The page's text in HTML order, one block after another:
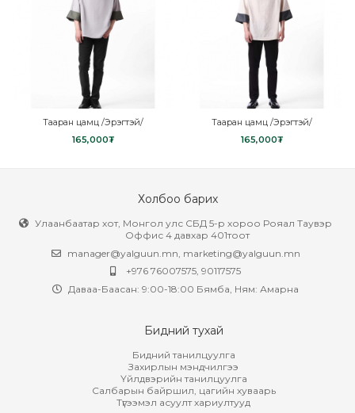
Тааран цамц /Эрэгтэй/
165,000₮
Тааран цамц /Эрэгтэй/
165,000₮
Холбоо барих
Улаанбаатар хот, Монгол улс СБД 5-р хороо Рояал Таувэр
Оффис 4 давхар 401тоот
manager@yalguun.mn marketing@yalguun.mn
+976 76007575, 90117575
Даваа-Баасан: 9:00-18:00 Бямба, Ням: Амарна
Бидний тухай
Бидний танилцуулга
Захирлын мэндчилгээ
Үйлдвэрийн танилцуулга
Салбарын байршил, цагийн хуваарь
Түгээмэл асуулт хариултууд